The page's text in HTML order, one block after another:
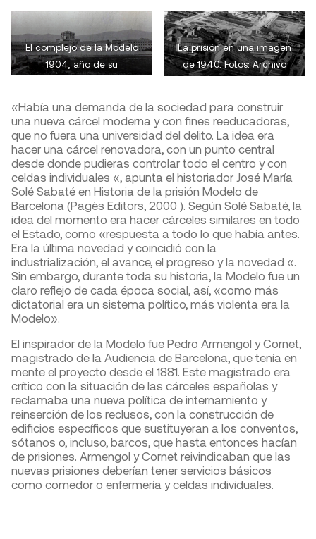
El complejo de la Modelo
1904, año de su
La prisión en una imagen
de 1940. Fotos: Archivo
«Había una demanda de la sociedad para construir
una nueva cárcel moderna y con fines reeducadoras,
que no fuera una universidad del delito. La idea era
hacer una cárcel renovadora, con un punto central
desde donde pudieras controlar todo el centro y con
celdas individuales «, apunta el historiador José María
Solé Sabaté en Historia de la prisión Modelo de
Barcelona (Pagès Editors, 2000 ). Según Solé Sabaté, la
idea del momento era hacer cárceles similares en todo
el Estado, como «respuesta a todo lo que había antes.
Era la última novedad y coincidió con la
industrialización, el avance, el progreso y la novedad «.
Sin embargo, durante toda su historia, la Modelo fue un
claro reflejo de cada época social, así, «como más
dictatorial era un sistema político, más violenta era la
Modelo».
El inspirador de la Modelo fue Pedro Armengol y Cornet,
magistrado de la Audiencia de Barcelona, ​​que tenía en
mente el proyecto desde el 1881. Este magistrado era
crítico con la situación de las cárceles españolas y
reclamaba una nueva política de internamiento y
reinserción de los reclusos, con la construcción de
edificios específicos que sustituyeran a los conventos,
sótanos o, incluso, barcos, que hasta entonces hacían
de prisiones. Armengol y Cornet reivindicaban que las
nuevas prisiones deberían tener servicios básicos
como comedor o enfermería y celdas individuales.